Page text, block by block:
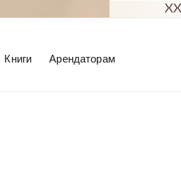
Книги Арендаторам